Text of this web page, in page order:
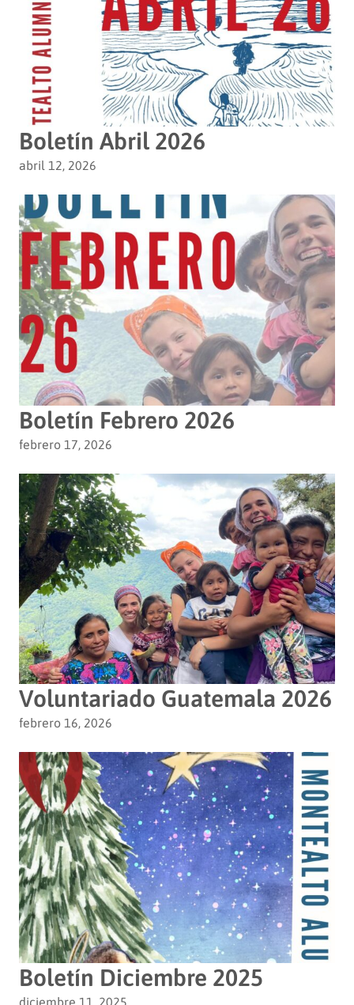
Boletín Abril 2026
abril 12, 2026
Boletín Febrero 2026
febrero 17, 2026
Voluntariado Guatemala 2026
febrero 16, 2026
Boletín Diciembre 2025
diciembre 11, 2025